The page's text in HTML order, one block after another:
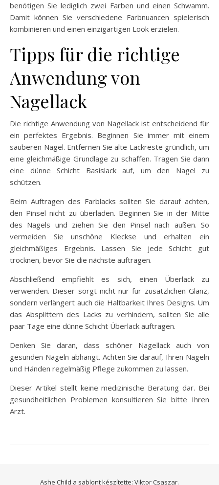
benötigen Sie lediglich zwei Farben und einen Schwamm.
Damit können Sie verschiedene Farbnuancen spielerisch
kombinieren und einen einzigartigen Look erzielen.
Tipps für die richtige
Anwendung von
Nagellack
Die richtige Anwendung von Nagellack ist entscheidend für
ein perfektes Ergebnis. Beginnen Sie immer mit einem
sauberen Nagel. Entfernen Sie alte Lackreste gründlich, um
eine gleichmäßige Grundlage zu schaffen. Tragen Sie dann
eine dünne Schicht Basislack auf, um den Nagel zu
schützen.
Beim Auftragen des Farblacks sollten Sie darauf achten,
den Pinsel nicht zu überladen. Beginnen Sie in der Mitte
des Nagels und ziehen Sie den Pinsel nach außen. So
vermeiden Sie unschöne Kleckse und erhalten ein
gleichmäßiges Ergebnis. Lassen Sie jede Schicht gut
trocknen, bevor Sie die nächste auftragen.
Abschließend empfiehlt es sich, einen Überlack zu
verwenden. Dieser sorgt nicht nur für zusätzlichen Glanz,
sondern verlängert auch die Haltbarkeit Ihres Designs. Um
das Absplittern des Lacks zu verhindern, sollten Sie alle
paar Tage eine dünne Schicht Überlack auftragen.
Denken Sie daran, dass schöner Nagellack auch von
gesunden Nägeln abhängt. Achten Sie darauf, Ihren Nägeln
und Händen regelmäßig Pflege zukommen zu lassen.
Dieser Artikel stellt keine medizinische Beratung dar. Bei
gesundheitlichen Problemen konsultieren Sie bitte Ihren
Arzt.
Ashe Child a sablont készítette: Viktor Csaszar.